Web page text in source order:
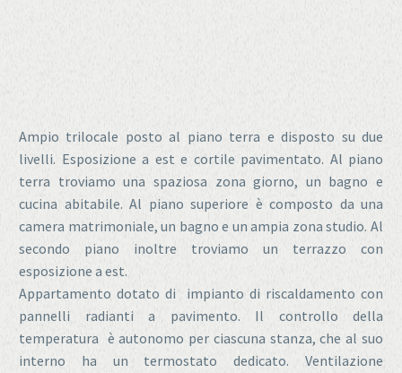
Ampio trilocale posto al piano terra e disposto su due
livelli. Esposizione a est e cortile pavimentato. Al piano
terra troviamo una spaziosa zona giorno, un bagno e
cucina abitabile. Al piano superiore è composto da una
camera matrimoniale, un bagno e un ampia zona studio. Al
secondo piano inoltre troviamo un terrazzo con
esposizione a est.
Appartamento dotato di impianto di riscaldamento con
pannelli radianti a pavimento. Il controllo della
temperatura è autonomo per ciascuna stanza, che al suo
interno ha un termostato dedicato. Ventilazione